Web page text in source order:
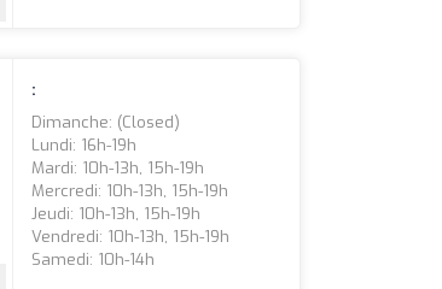
:
Dimanche: (closed)
Lundi: 16h-19h
Mardi: 10h-13h, 15h-19h
Mercredi: 10h-13h, 15h-19h
Jeudi: 10h-13h, 15h-19h
Vendredi: 10h-13h, 15h-19h
Samedi: 10h-14h